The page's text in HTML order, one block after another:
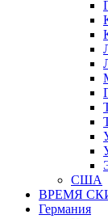
США
ВРЕМЯ
Германия